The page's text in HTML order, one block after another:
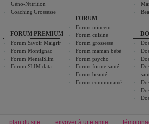
Géno-Nutrition
Coaching Grossesse
FORUM PREMIUM
Forum Savoir Maigrir
Forum Montignac
Forum MentalSlim
Forum SLIM data
FORUM
Forum minceur
Forum cuisine
Forum grossesse
Forum maman bébé
Forum psycho
Forum forme santé
Forum beauté
Forum communauté
plan du site envoyer à une amie